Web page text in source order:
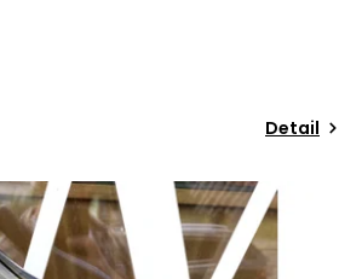
Detail